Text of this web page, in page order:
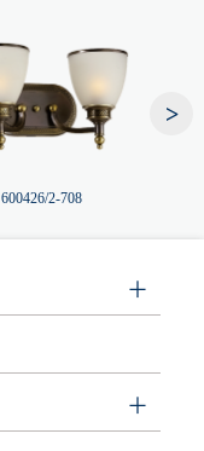
600426/2-708
>